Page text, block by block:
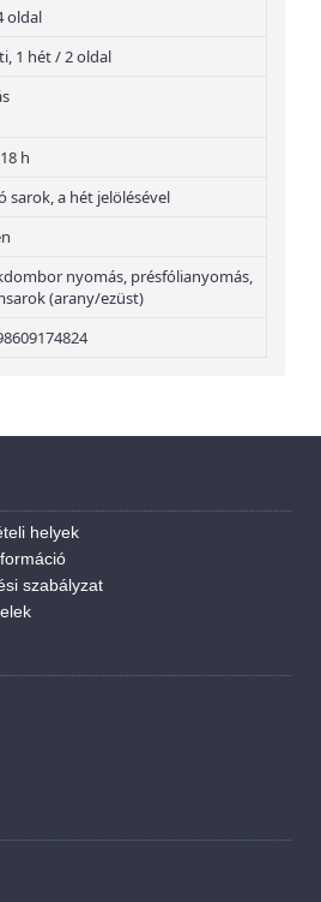
oldal
1 hét / 2 oldal
h
sarok, a hét jelölésével
nyomás, présfólianyomás,
(arany/ezüst)
helyek
szabályzat